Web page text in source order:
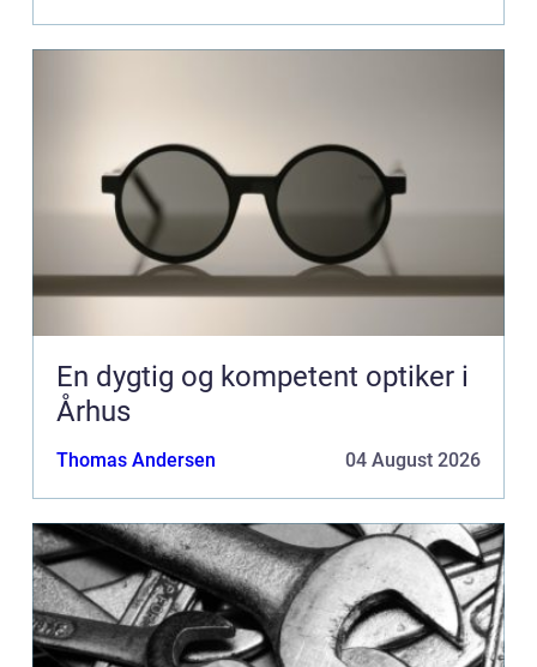
En dygtig og kompetent optiker i
Århus
Thomas Andersen 04 August 2026